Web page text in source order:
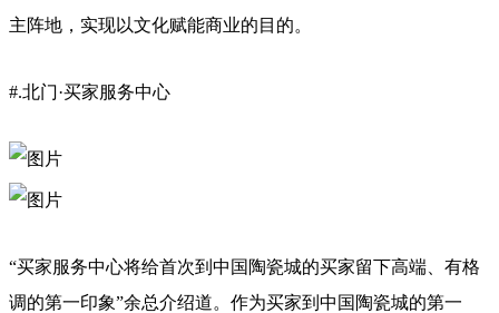
主阵地，实现以文化赋能商业的目的。
#.北门·买家服务中心
“买家服务中心将给首次到中国陶瓷城的买家留下高端、有格
调的第一印象”余总介绍道。作为买家到中国陶瓷城的第一